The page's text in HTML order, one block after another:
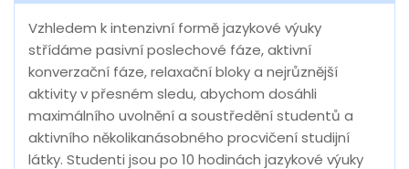
Vzhledem k intenzivní formě jazykové výuky
střídáme pasivní poslechové fáze, aktivní
konverzační fáze, relaxační bloky a nejrůznější
aktivity v přesném sledu, abychom dosáhli
maximálního uvolnění a soustředění studentů a
aktivního několikanásobného procvičení studijní
látky. Studenti jsou po 10 hodinách jazykové výuky